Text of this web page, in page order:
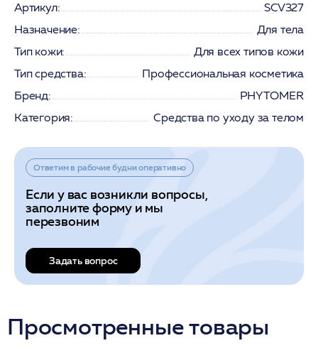
Артикул:
SCV327
Назначение:
Для тела
Тип кожи:
Для всех типов кожи
Тип средства:
Профессиональная косметика
Бренд:
PHYTOMER
Категория:
Средства по уходу за телом
Ответим в рабочие будни оперативно
Если у вас возникли вопросы,
заполните форму и мы
перезвоним
Задать вопрос
Просмотренные товары